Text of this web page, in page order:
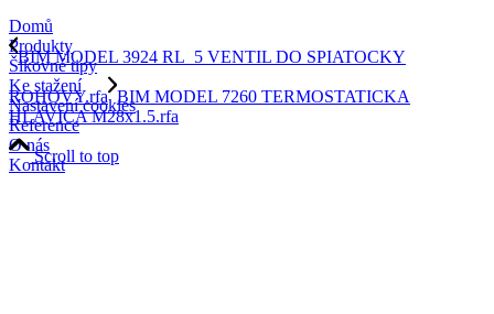
Domů
Produkty
Šikovné tipy
Ke stažení
Nastavení cookies
Reference
O nás
Kontakt
BIM MODEL 3924 RL_5 VENTIL DO SPIATOCKY
ROHOVY.rfa BIM MODEL 7260 TERMOSTATICKA
HLAVICA M28x1.5.rfa
Scroll to top